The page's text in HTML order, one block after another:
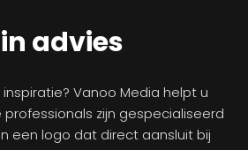
advies
Vanoo Media helpt u
professionals zijn gespecialiseerd
een logo dat direct aansluit bij